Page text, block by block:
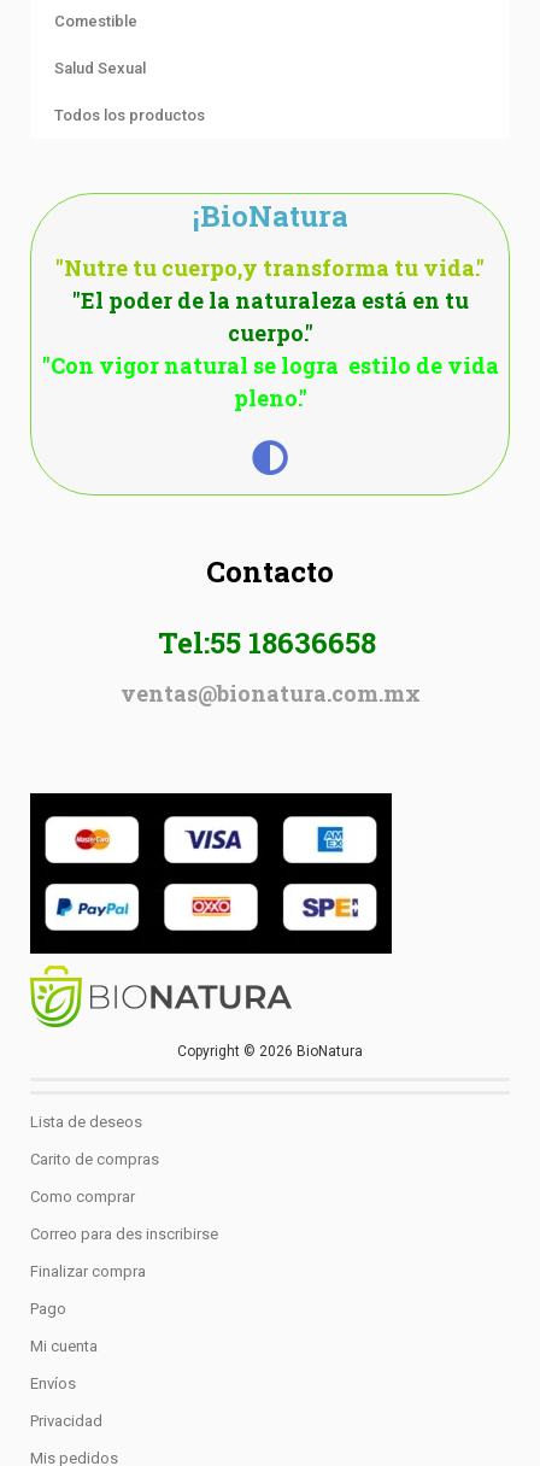
Comestible
Salud Sexual
Todos los productos
¡BioNatura
"Nutre tu cuerpo,y transforma tu vida."
"El poder de la naturaleza está en tu
cuerpo."
"Con vigor natural se logra estilo de vida
pleno."
Contacto
Tel:55 18636658
ventas@bionatura.com.mx
Copyright © 2026 BioNatura
Lista de deseos
Carito de compras
Como comprar
Correo para des inscribirse
Finalizar compra
Pago
Mi cuenta
Envíos
Privacidad
Mis pedidos